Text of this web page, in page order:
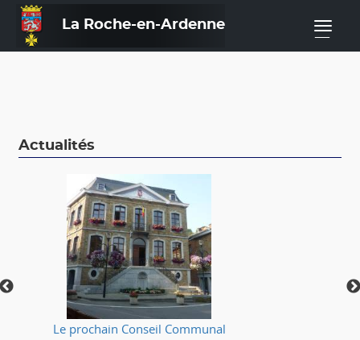
La Roche-en-Ardenne —
Actualités
Le prochain Conseil Communal